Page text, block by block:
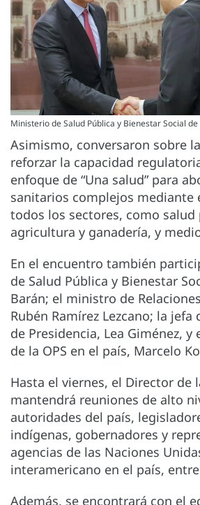
Ministerio de Salud Pública y Bienestar Social
Asimismo, conversaron sobre
reforzar la capacidad
enfoque de “Una salud” para
sanitarios complejos mediante
todos los sectores, como salud
agricultura y ganadería, y
En el encuentro también
de Salud Pública y Bienestar
Barán; el ministro de
Rubén Ramírez Lezcano; la jefa
de Presidencia, Lea Giménez, y
de la OPS en el país, Marcelo
Hasta el viernes, el Director de
mantendrá reuniones de alto
autoridades del país,
indígenas, gobernadores y
agencias de las Naciones
interamericano en el país,
Además, se encontrará con el